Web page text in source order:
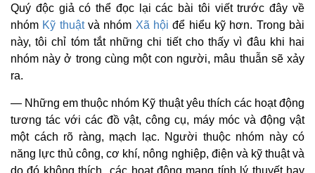
Quý độc giả có thể đọc lại các bài tôi viết trước đây về
nhóm Kỹ thuậtvà nhóm Xã hội để hiểu kỹ hơn. Trong bài
này, tôi chỉ tóm tắt những chi tiết cho thấy vì đâu khi hai
nhóm này ở trong cùng một con người, mâu thuẫn sẽ xảy
ra.
— Những em thuộc nhóm Kỹ thuật yêu thích các hoạt động
tương tác với các đồ vật, công cụ, máy móc và động vật
một cách rõ ràng, mạch lạc. Người thuộc nhóm này có
năng lực thủ công, cơ khí, nông nghiệp, điện và kỹ thuật và
do đó không thích các hoạt động mang tính lý thuyết hay